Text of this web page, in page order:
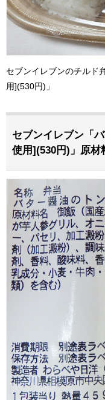
セブンイレブンのチルド
用](530円)」
セブンイレブン「
使用](530円)」原材